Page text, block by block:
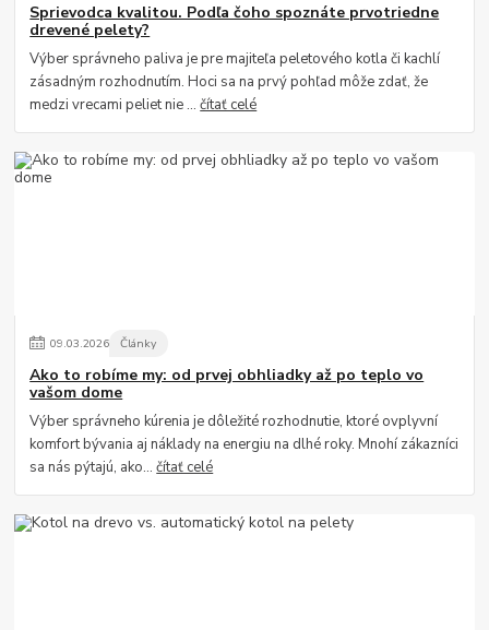
Sprievodca kvalitou. Podľa čoho spoznáte prvotriedne
drevené pelety?
Výber správneho paliva je pre majiteľa peletového kotla či kachlí
zásadným rozhodnutím. Hoci sa na prvý pohľad môže zdať, že
medzi vrecami peliet nie ...čítať celé
09.03.2026 Články
Ako to robíme my: od prvej obhliadky až po teplo vo
vašom dome
Výber správneho kúrenia je dôležité rozhodnutie, ktoré ovplyvní
komfort bývania aj náklady na energiu na dlhé roky. Mnohí zákazníci
sa nás pýtajú, ako...čítať celé